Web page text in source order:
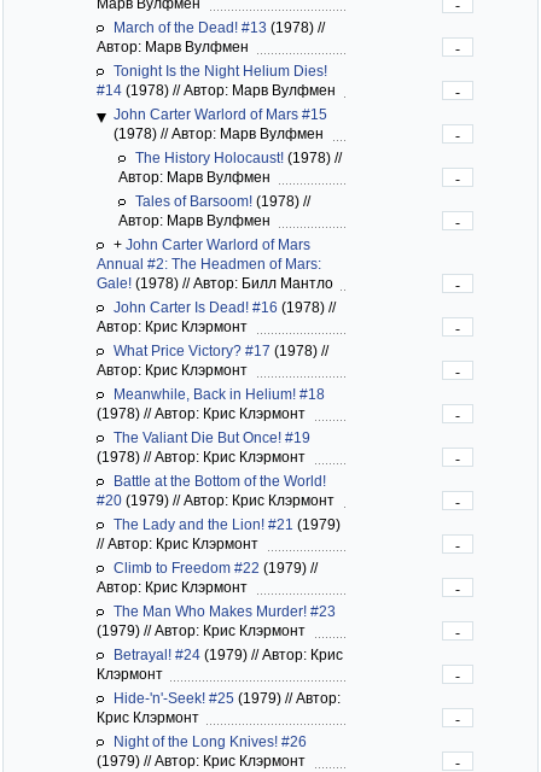
-
March of the Dead! #13 (1978) //
Автор: Марв Вулфмен
-
Tonight Is the Night Helium Dies!
#14 (1978) //Автор: Марв Вулфмен
-
John Carter Warlord of Mars #15
(1978) //Автор: Марв Вулфмен
-
The History Holocaust! (1978) //
Автор: Марв Вулфмен
-
Tales of Barsoom! (1978) //
Автор: Марв Вулфмен
-
+ John Carter Warlord of Mars
Annual #2: The Headmen of Mars:
Gale! (1978) //Автор: Билл Мантло
-
John Carter Is Dead! #16 (1978) //
Автор: Крис Клэрмонт
-
What Price Victory? #17 (1978) //
Автор: Крис Клэрмонт
-
Meanwhile, Back in Helium! #18
(1978) //Автор: Крис Клэрмонт
-
The Valiant Die But Once! #19
(1978) //Автор: Крис Клэрмонт
-
Battle at the Bottom of the World!
#20 (1979) //Автор: Крис Клэрмонт
-
The Lady and the Lion! #21 (1979)
//Автор: Крис Клэрмонт
-
Climb to Freedom #22 (1979) //
Автор: Крис Клэрмонт
-
The Man Who Makes Murder! #23
(1979) //Автор: Крис Клэрмонт
-
Betrayal! #24 (1979) //Автор: Крис
Клэрмонт
-
Hide-'n'-Seek! #25 (1979) //Автор:
Крис Клэрмонт
-
Night of the Long Knives! #26
(1979) //Автор: Крис Клэрмонт
-